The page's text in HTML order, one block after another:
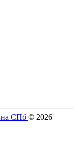
на СПб © 2026